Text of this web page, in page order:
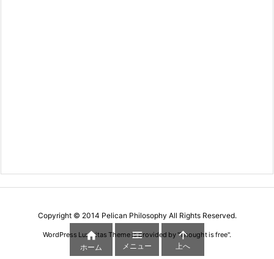
Copyright © 2014 Pelican Philosophy All Rights Reserved.
WordPress Luxeritas Theme is provided by "Thought is free".

ホーム

メニュー

上へ